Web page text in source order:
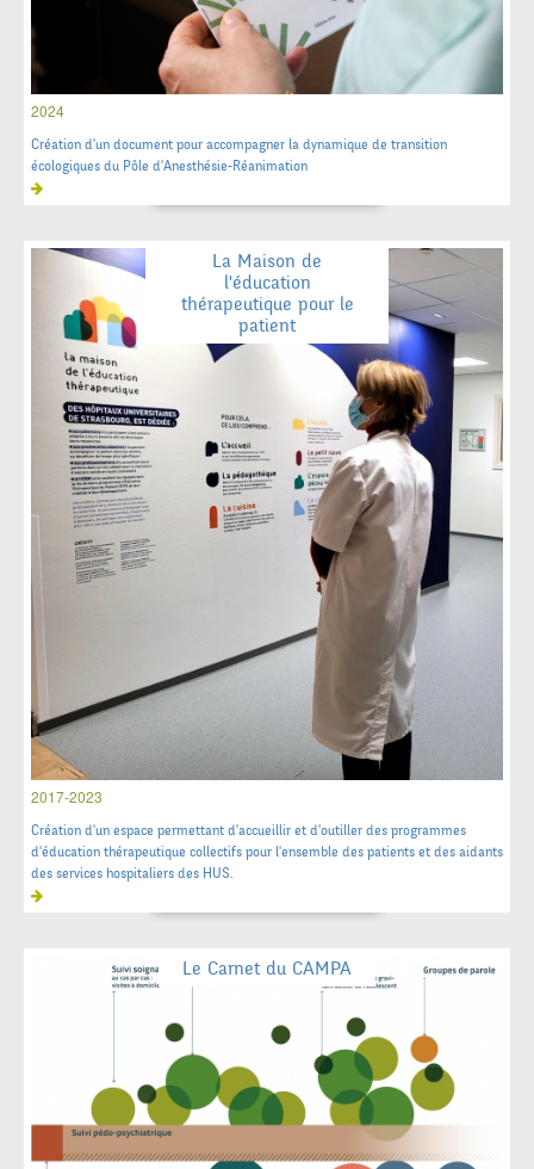
2024
Création d'un document pour accompagner la dynamique de transition
écologiques du Pôle d'Anesthésie-Réanimation
La Maison de
l'éducation
thérapeutique pour le
patient
2017-2023
Création d'un espace permettant d'accueillir et d'outiller des programmes
d'éducation thérapeutique collectifs pour l'ensemble des patients et des aidants
des services hospitaliers des HUS.
Le Carnet du CAMPA